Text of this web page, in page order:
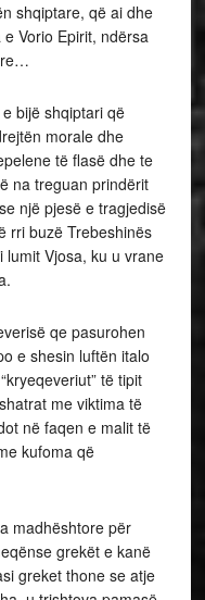
shqiptare, që ai dhe
Vorio Epirit, ndërsa
bijë shqiptari që
morale dhe
të flasë dhe te
na treguan prindërit
një pjesë e tragjedisë
rri buzë Trebeshinës
Vjosa, ku u vrane
qe pasurohen
e shesin luftën italo
të tipit
me viktima të
në faqen e malit të
kufoma që
madhështore për
grekët e kanë
greket thone se atje